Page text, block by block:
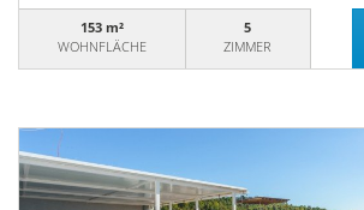
153 m²
WOHNFLÄCHE
5
ZIMMER